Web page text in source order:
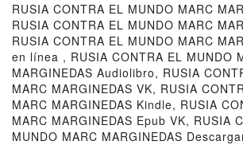
RUSIA CONTRA EL MUNDO MARC
RUSIA CONTRA EL MUNDO MARC
RUSIA CONTRA EL MUNDO MARC
en línea , RUSIA CONTRA EL MUNDO
MARGINEDAS Audiolibro, RUSIA
MARC MARGINEDAS VK, RUSIA
MARC MARGINEDAS Kindle, RUSIA
MARC MARGINEDAS Epub VK, RUSIA
MUNDO MARC MARGINEDAS